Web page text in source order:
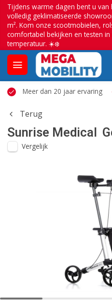
Tijdens warme dagen bent u
volledig geklimatiseerde
m². Kom onze scootmobielen,
comfortabel bekijken en testen
temperatuur. ☀️❄️
Meer dan 20 jaar ervaring
Terug
Sunrise Medical
Vergelijk